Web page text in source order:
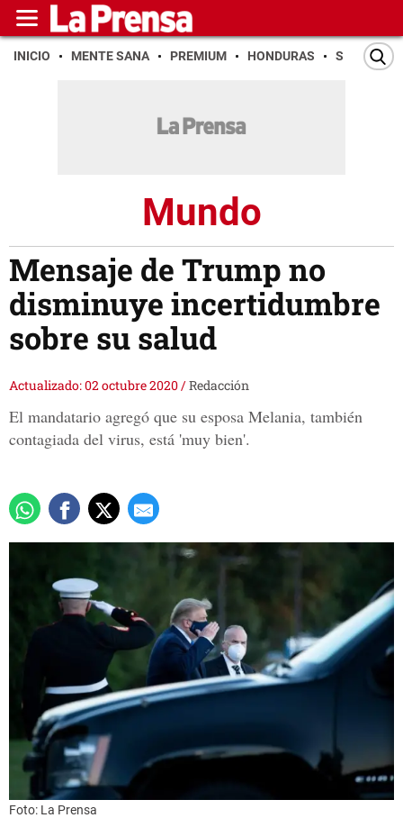
INICIO MENTE SANA PREMIUM HONDURAS SAN PEDRO
Mundo
Mensaje de Trump no
disminuye incertidumbre
sobre su salud
Actualizado: 02 octubre 2020/Redacción
El mandatario agregó que su esposa Melania, también
contagiada del virus, está 'muy bien'.
Foto: La Prensa